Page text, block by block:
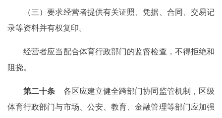
（三）要求经营者提供有关证照、凭据、合同、交易记
录等资料并有权复印。
经营者应当配合体育行政部门的监督检查，不得拒绝和
阻挠。
第二十条 各区应建立健全跨部门协同监管机制，区级
体育行政部门与市场、公安、教育、金融管理等部门应加强